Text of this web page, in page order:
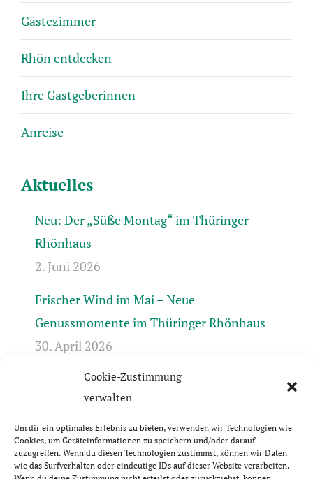
Cookie-Zustimmung
verwalten
Um dir ein optimales Erlebnis zu bieten, verwenden wir Technologien wie
Cookies, um Geräteinformationen zu speichern und/oder darauf
zuzugreifen. Wenn du diesen Technologien zustimmst, können wir Daten
wie das Surfverhalten oder eindeutige IDs auf dieser Website verarbeiten.
Gästezimmer
Rhön entdecken
Ihre Gastgeberinnen
Anreise
Aktuelles
Neu: Der „Süße Montag“ im Thüringer
Rhönhaus
2. Juni 2026
Frischer Wind im Mai – Neue
Genussmomente im Thüringer Rhönhaus
30. April 2026
Frühlingserwachen in der Rhön +++ Bis 17.4.
geschlossen +++ April-Öffnungszeiten +++
31. März 2026